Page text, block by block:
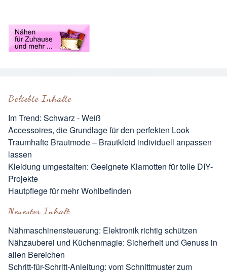
Beliebte Inhalte
Im Trend: Schwarz - Weiß
Accessoires, die Grundlage für den perfekten Look
Traumhafte Brautmode – Brautkleid individuell anpassen
lassen
Kleidung umgestalten: Geeignete Klamotten für tolle DIY-
Projekte
Hautpflege für mehr Wohlbefinden
Neuester Inhalt
Nähmaschinensteuerung: Elektronik richtig schützen
Nähzauberei und Küchenmagie: Sicherheit und Genuss in
allen Bereichen
Schritt-für-Schritt-Anleitung: vom Schnittmuster zum